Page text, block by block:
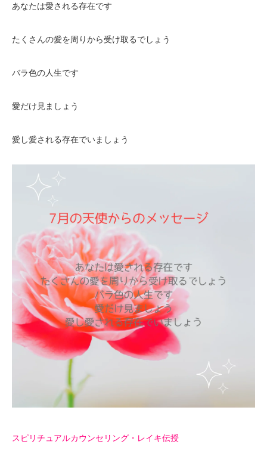
あなたは愛される存在です
たくさんの愛を周りから受け取るでしょう
バラ色の人生です
愛だけ見ましょう
愛し愛される存在でいましょう
スピリチュアルカウンセリング・レイキ伝授